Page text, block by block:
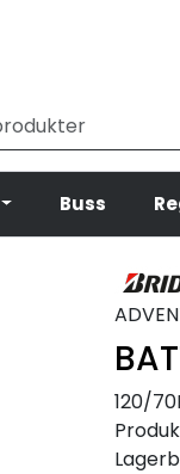
Buss
120/